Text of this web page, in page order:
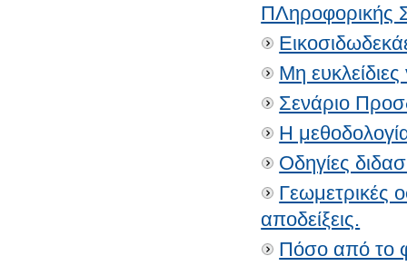
ΠΛηροφορικής
Μη
Σενάριο
Η
Οδηγίες
Γεωμετρικές
αποδείξεις.
Πόσο από το